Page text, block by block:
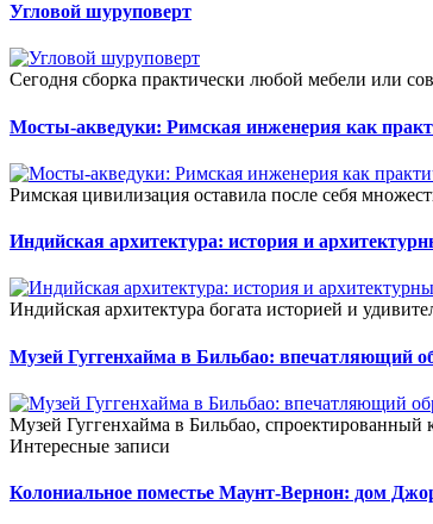
Угловой шуруповерт
Сегодня сборка практически любой мебели или
Мосты-акведуки: Римская инженерия как
Римская цивилизация оставила после себя
Индийская архитектура: история и
Индийская архитектура богата историей и
Музей Гуггенхайма в Бильбао: впечатляющий
Музей Гуггенхайма в Бильбао, спроектированный
Интересные записи
Колониальное поместье Маунт-Вернон: дом